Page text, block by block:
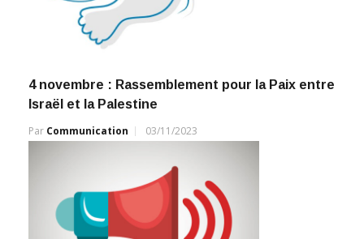
4 novembre : Rassemblement pour la Paix entre
Israël et la Palestine
Par Communication 03/11/2023